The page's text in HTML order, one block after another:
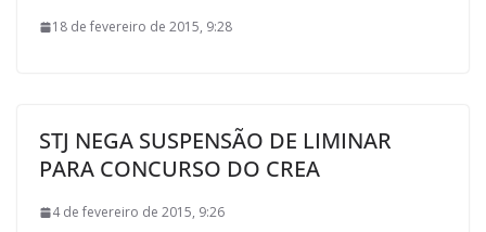
18 de fevereiro de 2015, 9:28
STJ NEGA SUSPENSÃO DE LIMINAR
PARA CONCURSO DO CREA
4 de fevereiro de 2015, 9:26